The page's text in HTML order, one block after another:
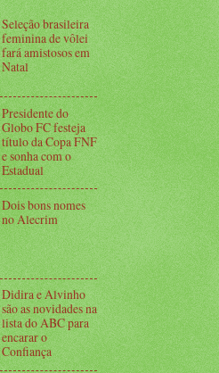
Seleção brasileira
feminina de vôlei
fará amistosos em
Natal
Presidente do
Globo FC festeja
título da Copa FNF
e sonha com o
Estadual
Dois bons nomes
no Alecrim
Didira e Alvinho
são as novidades na
lista do ABC para
encarar o
Confiança